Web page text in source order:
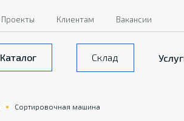
Каталог Склад
Проекты Клиентам Вакансии
Сортировочная машина